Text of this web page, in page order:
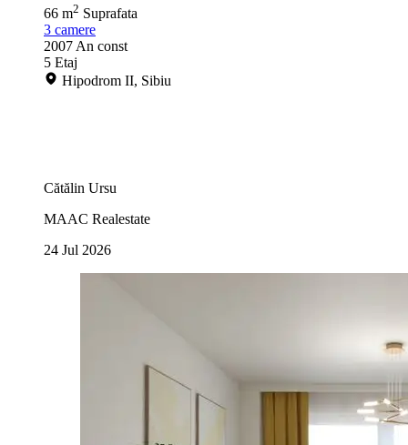
66 m2 Suprafata
3 camere
2007 An const
5 Etaj
Hipodrom II, Sibiu
Cătălin Ursu
MAAC Realestate
24 Jul 2026